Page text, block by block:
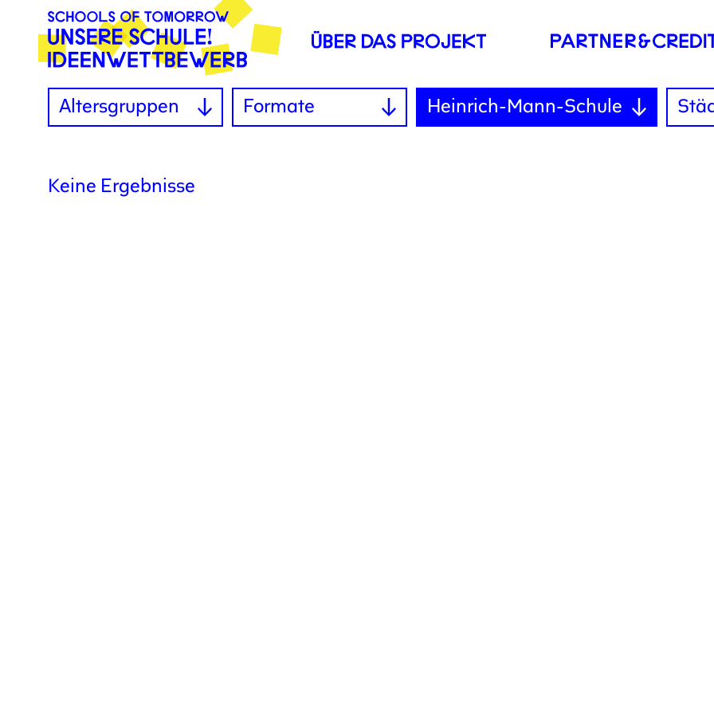
Altersgruppen Formate Heinrich-Mann-Schule
Keine Ergebnisse